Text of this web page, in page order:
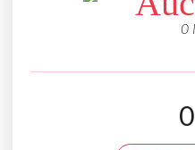
0
0